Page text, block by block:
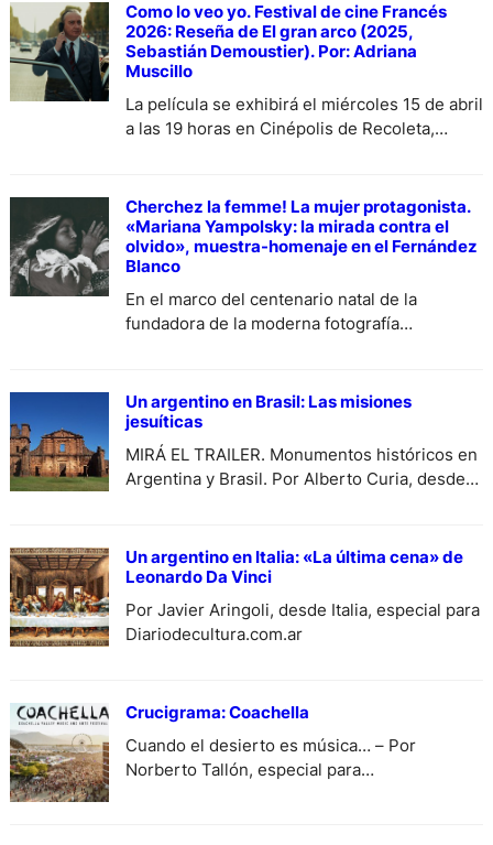
Como lo veo yo. Festival de cine Francés
2026: Reseña de El gran arco (2025,
Sebastián Demoustier). Por: Adriana
Muscillo
La película se exhibirá el miércoles 15 de abril
a las 19 horas en Cinépolis de Recoleta,
Cherchez la femme! La mujer protagonista.
«Mariana Yampolsky: la mirada contra el
olvido», muestra-homenaje en el Fernández
Blanco
En el marco del centenario natal de la
fundadora de la moderna fotografía
de Buenos Aires y la Secretaría de Cultura
mexicana presentan una muestra integrada
por sus obras más representativas y
memorables, que se puede visitar del 5 de
diciembre al 15…
Un argentino en Brasil: Las misiones
jesuíticas
MIRÁ EL TRAILER. Monumentos históricos en
Argentina y Brasil. Por Alberto Curia, desde
Un argentino en Italia: «La última cena» de
Leonardo Da Vinci
Por Javier Aringoli, desde Italia, especial para
Diariodecultura.com.ar
Crucigrama: Coachella
Cuando el desierto es música… – Por
Norberto Tallón, especial para